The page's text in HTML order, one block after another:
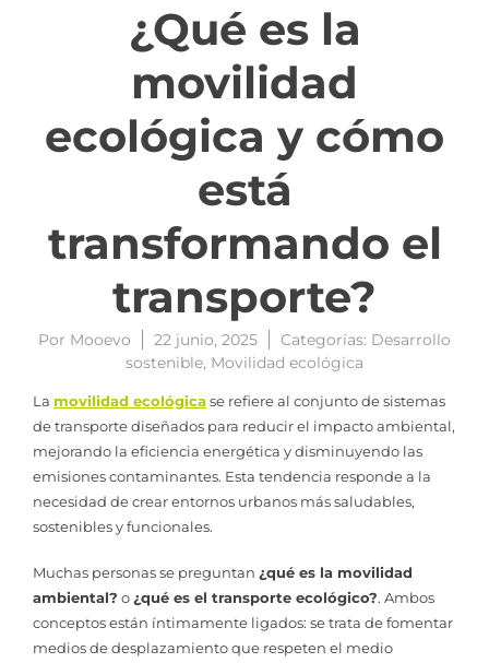
¿Qué es la
movilidad
ecológica y cómo
está
transformando el
transporte?
Por Mooevo 22 junio, 2025 Categorías: Desarrollo
sostenible, Movilidad ecológica
La movilidad ecológicase refiere al conjunto de sistemas
de transporte diseñados para reducir el impacto ambiental,
mejorando la eficiencia energética y disminuyendo las
emisiones contaminantes. Esta tendencia responde a la
necesidad de crear entornos urbanos más saludables,
sostenibles y funcionales.
Muchas personas se preguntan ¿qué es la movilidad
ambiental? o¿qué es el transporte ecológico?. Ambos
conceptos están íntimamente ligados: se trata de fomentar
medios de desplazamiento que respeten el medio